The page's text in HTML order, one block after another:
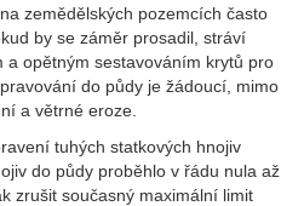
zemědělských pozemcích často
by se záměr prosadil, stráví
a opětným sestavováním krytů pro
do půdy je žádoucí, mimo
a větrné eroze.
tuhých statkových hnojiv
do půdy proběhlo v řádu nula až
zrušit současný maximální limit